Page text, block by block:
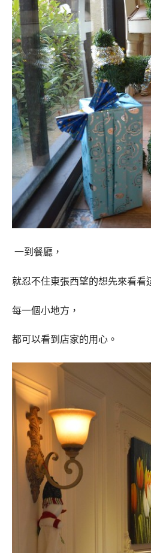
一到餐廳，
就忍不住東張西望的想先來看看
每一個小地方，
都可以看到店家的用心。